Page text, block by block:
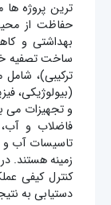
ترین پروژه
حفاظت از
بهداشتی و
ساخت تصفیه
ترکیبی)، شامل
(بیولوژیکی،
و تجهیزات می
فاضلاب و آب،
تاسیسات آب و
زمینه هستند.
کنترل کیفی
دستیابی به